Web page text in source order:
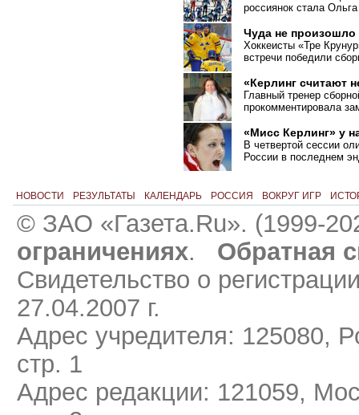
россиянок стала
Чуда не произошло
Хоккеисты «Тре
встречи победили
«Керлинг считают
Главный тренер
прокомментировала
«Мисс Керлинг» у
В четвертой сессии
России в последнем
НОВОСТИ РЕЗУЛЬТАТЫ КАЛЕНДАРЬ РОССИЯ ВОКРУГ ИГР
© ЗАО «Газета.Ru». (1999-
ограничениях.
Обратная
Свидетельство о
27.04.2007 г.
Адрес учредителя: 125080,
стр. 1
Адрес редакции: 121059,